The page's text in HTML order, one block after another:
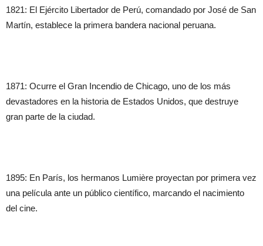
1821: El Ejército Libertador de Perú, comandado por José de San
Martín, establece la primera bandera nacional peruana.
1871: Ocurre el Gran Incendio de Chicago, uno de los más
devastadores en la historia de Estados Unidos, que destruye
gran parte de la ciudad.
1895: En París, los hermanos Lumière proyectan por primera vez
una película ante un público científico, marcando el nacimiento
del cine.